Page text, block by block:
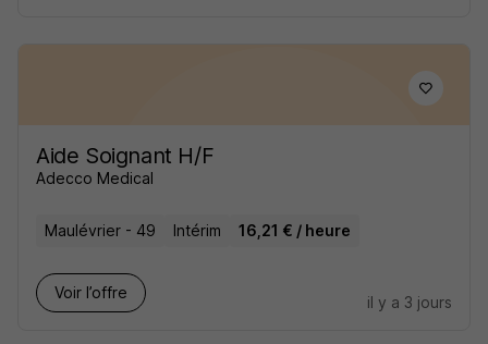
Aide Soignant H/F
Adecco Medical
Maulévrier - 49 Intérim 16,21 € / heure
Voir l’offre
il y a 3 jours